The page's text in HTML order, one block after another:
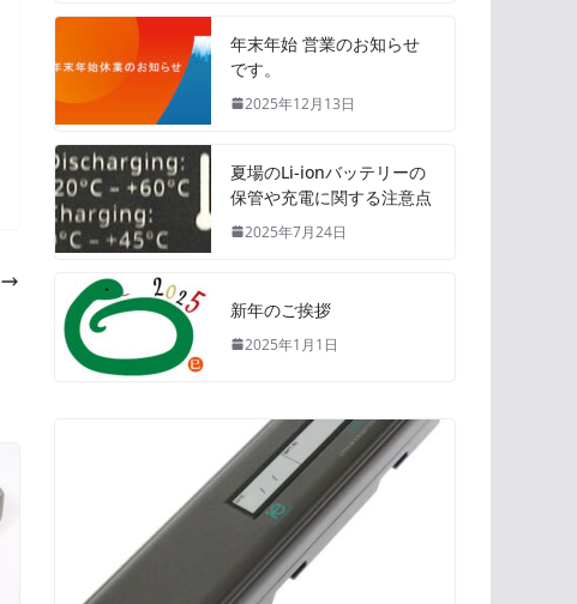
年末年始 営業のお知らせ
です。
2025年12月13日
夏場のLi-ionバッテリーの
保管や充電に関する注意点
2025年7月24日
新年のご挨拶
2025年1月1日